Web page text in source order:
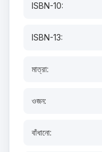
ISBN-10:
ISBN-13:
মাত্রা:
ওজন:
বাঁধানো: